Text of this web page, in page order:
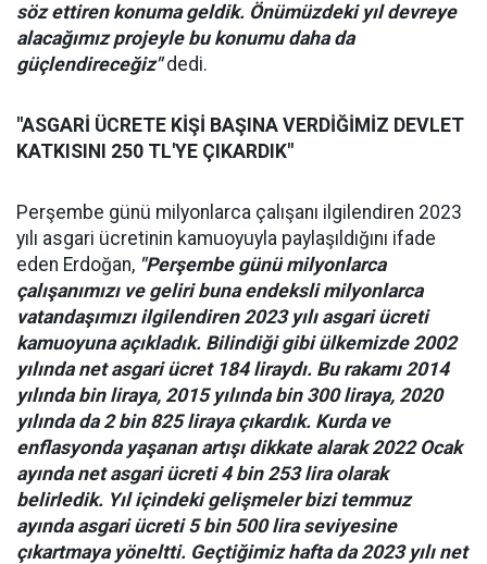
söz ettiren konuma geldik. Önümüzdeki yıl devreye
alacağımız projeyle bu konumu daha da
güçlendireceğiz"dedi.
"ASGARİ ÜCRETE KİŞİ BAŞINA VERDİĞİMİZ DEVLET
KATKISINI 250 TL'YE ÇIKARDIK"
Perşembe günü milyonlarca çalışanı ilgilendiren 2023
yılı asgari ücretinin kamuoyuyla paylaşıldığını ifade
eden Erdoğan, "Perşembe günü milyonlarca
çalışanımızı ve geliri buna endeksli milyonlarca
vatandaşımızı ilgilendiren 2023 yılı asgari ücreti
kamuoyuna açıkladık. Bilindiği gibi ülkemizde 2002
yılında net asgari ücret 184 liraydı. Bu rakamı 2014
yılında bin liraya, 2015 yılında bin 300 liraya, 2020
yılında da 2 bin 825 liraya çıkardık. Kurda ve
enflasyonda yaşanan artışı dikkate alarak 2022 Ocak
ayında net asgari ücreti 4 bin 253 lira olarak
belirledik. Yıl içindeki gelişmeler bizi temmuz
ayında asgari ücreti 5 bin 500 lira seviyesine
çıkartmaya yöneltti. Geçtiğimiz hafta da 2023 yılı net